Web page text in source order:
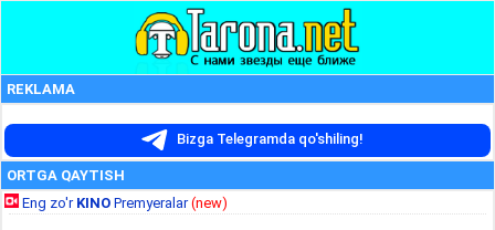
REKLAMA
Bizga Telegramda qo'shiling!
ORTGA QAYTISH
Eng zo'r KINO Premyeralar(new)